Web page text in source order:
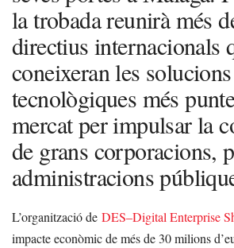
la trobada reunirà més
directius internacionals
coneixeran les solucions
tecnològiques més
mercat per impulsar la
de grans corporacions,
administracions
L’organització de DES–Digital Enterprise
impacte econòmic de més de 30 milions